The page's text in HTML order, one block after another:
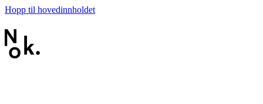
Hopp til hovedinnholdet